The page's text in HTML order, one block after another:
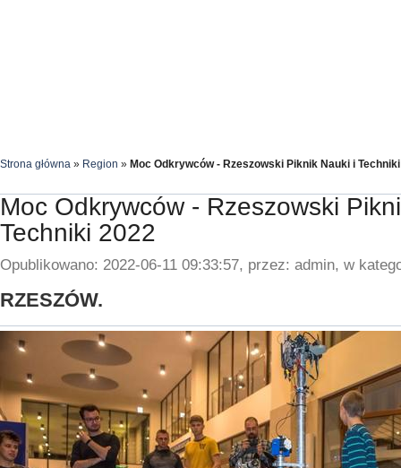
Strona główna » Region » Moc Odkrywców - Rzeszowski Piknik Nauki i
Moc Odkrywców - Rzeszowski
Techniki 2022
Opublikowano: 2022-06-11 09:33:57, przez: admin, w
RZESZÓW.